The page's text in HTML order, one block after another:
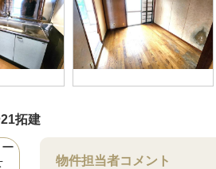
拓建
物件担当者コメント